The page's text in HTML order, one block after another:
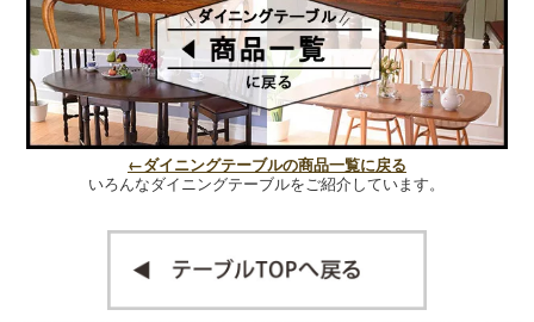
←ダイニングテーブルの商品一覧に戻る
いろんなダイニングテーブルをご紹介しています。